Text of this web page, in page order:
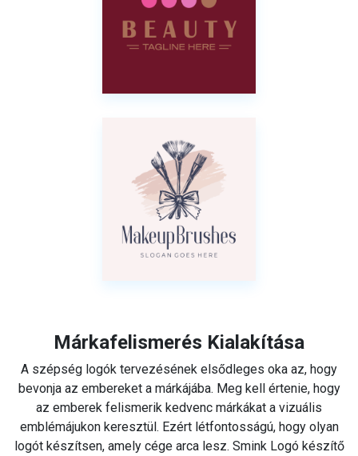
Márkafelismerés Kialakítása
A szépség logók tervezésének elsődleges oka az, hogy
bevonja az embereket a márkájába. Meg kell értenie, hogy
az emberek felismerik kedvenc márkákat a vizuális
emblémájukon keresztül. Ezért létfontosságú, hogy olyan
logót készítsen, amely cége arca lesz. Smink Logó készítő